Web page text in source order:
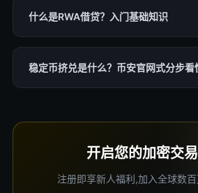
什么是RWA借贷？入门基础知识
稳定币挤兑是什么？币安官网式分步看
开启您的加密交
注册即享新人福利,加入全球数